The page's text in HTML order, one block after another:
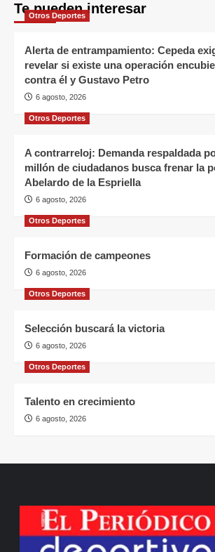
Te pueden interesar
Otros Deportes
Alerta de entrampamiento: Cepeda
revelar si existe una operación
contra él y Gustavo Petro
6 agosto, 2026
Otros Deportes
A contrarreloj: Demanda respaldada
millón de ciudadanos busca frenar la
Abelardo de la Espriella
6 agosto, 2026
Otros Deportes
Formación de campeones
6 agosto, 2026
Otros Deportes
Selección buscará la victoria
6 agosto, 2026
Otros Deportes
Talento en crecimiento
6 agosto, 2026